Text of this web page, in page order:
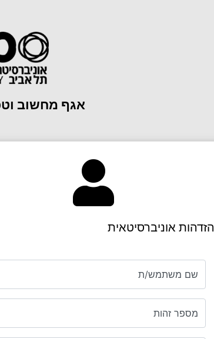
אגף מחשוב
הזדהות אוניברסיטאית
שם משתמש/ת
מספר זהות